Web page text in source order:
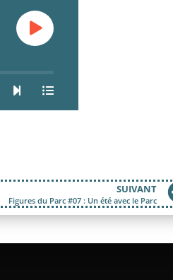
SUIVANT
Figures du Parc #07 : Un été avec le Parc